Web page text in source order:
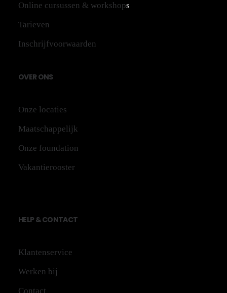
Online cursussen & workshops
Tarieven
Inschrijfvoorwaarden
OVER ONS
Onze locaties
Maatschappelijk
Onze foundation
Vakantierooster
HELP &CONTACT
Klantenservice
Werken bij
Contact